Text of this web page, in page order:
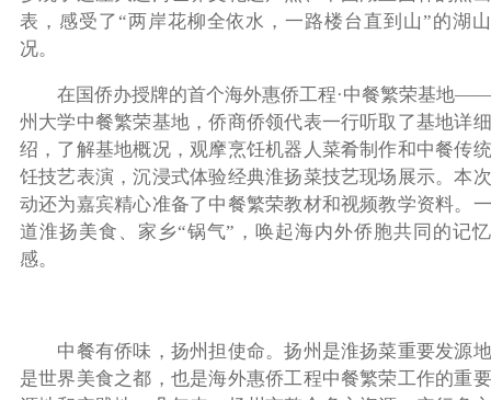
表，感受了“两岸花柳全依水，一路楼台直到山”的湖
况。
在国侨办授牌的首个海外惠侨工程·中餐繁荣基地
州大学中餐繁荣基地，侨商侨领代表一行听取了基地详
绍，了解基地概况，观摩烹饪机器人菜肴制作和中餐传
饪技艺表演，沉浸式体验经典淮扬菜技艺现场展示。本
动还为嘉宾精心准备了中餐繁荣教材和视频教学资料。
道淮扬美食、家乡“锅气”，唤起海内外侨胞共同的记
感。
中餐有侨味，扬州担使命。扬州是淮扬菜重要发源
是世界美食之都，也是海外惠侨工程中餐繁荣工作的重